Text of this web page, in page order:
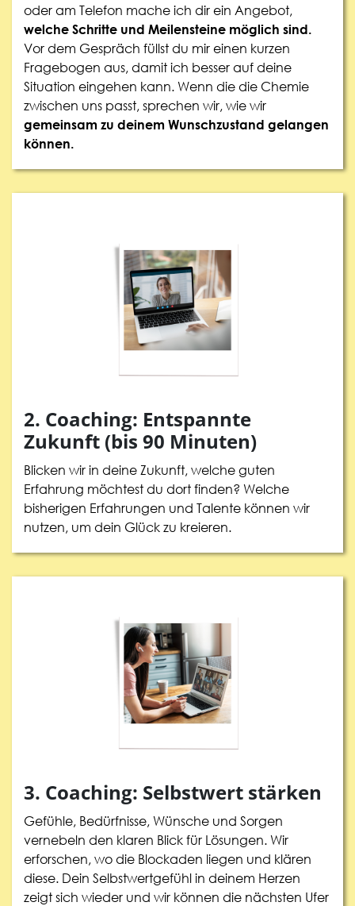
oder am Telefon mache ich dir ein Angebot,
welche Schritte und Meilensteine möglich sind.
Vor dem Gespräch füllst du mir einen kurzen
Fragebogen aus, damit ich besser auf deine
Situation eingehen kann. Wenn die die Chemie
zwischen uns passt, sprechen wir, wie wir
gemeinsam zu deinem Wunschzustand gelangen
können.
2. Coaching: Entspannte
Zukunft (bis 90 Minuten)
Blicken wir in deine Zukunft, welche guten
Erfahrung möchtest du dort finden? Welche
bisherigen Erfahrungen und Talente können wir
nutzen, um dein Glück zu kreieren.
3. Coaching: Selbstwert stärken
Gefühle, Bedürfnisse, Wünsche und Sorgen
vernebeln den klaren Blick für Lösungen. Wir
erforschen, wo die Blockaden liegen und klären
diese. Dein Selbstwertgefühl in deinem Herzen
zeigt sich wieder und wir können die nächsten Ufer